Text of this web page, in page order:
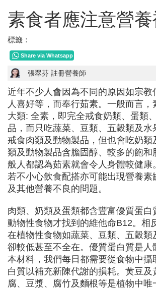
素食者應注意營
標籤：
Share via Whatsapp
張翠芬 註冊營養師
近年不少人會因為不同的原因如宗教
人喜好等，而奉行茹素。一般而言，
大類: 全素，即完全戒食奶類、蛋類
品，而只吃蔬菜、豆類、五穀類及水
戒食肉類及動物製品，但也會吃奶類
類及動物製品含膽固醇、較多的飽和
般人都認為茹素就會令人身體較健康
若不小心飲食配搭亦可能出現營養素
及其他營養不良的問題。
肉類、奶類及蛋類都含豐富優質蛋白
動物性食物才找到的維他命B12。相
在植物性食物如蔬菜、豆類、五穀類
卻較低甚至不全在。優質蛋白質是人
本材料，我們每日都需要從食物中攝
白質以補充新陳代謝的損耗。黄豆及
腐、豆漿、腐竹及麵根等是植物中唯